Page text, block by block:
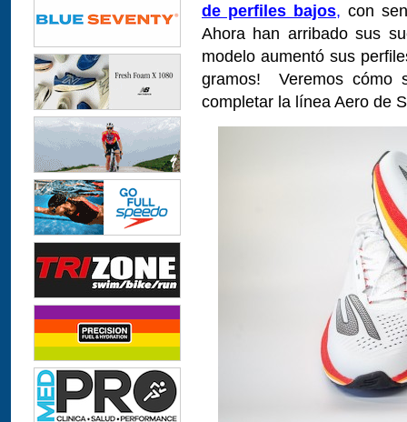
de perfiles bajos, con
Ahora han arribado sus
modelo aumentó sus
gramos! Veremos cómo
completar la línea Aero de